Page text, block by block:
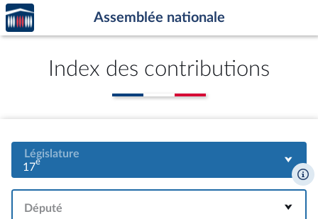
Aller au contenu
Aller en bas de la page
Accèder
à la
page
Assemblée nationale
Index des contributions
Législature
17e
Député